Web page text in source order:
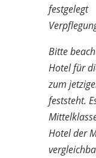
festgelegt
Bitte
Hotel für
zum
feststeht.
Hotel der